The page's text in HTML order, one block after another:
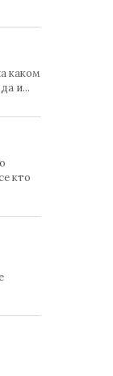
каком
и...
кто